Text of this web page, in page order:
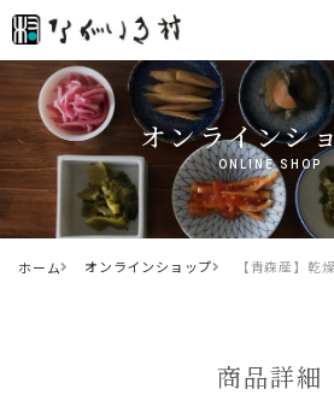
オンラインシ
ONLINE SHOP
ホーム オンラインショップ 【青森産】
商品詳細